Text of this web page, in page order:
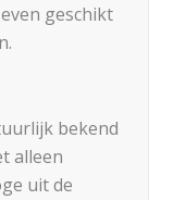
geschikt
bekend
alleen
uit de